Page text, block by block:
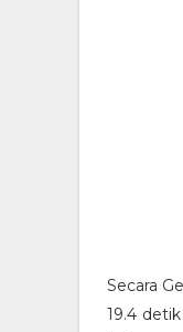
Secara
19.4